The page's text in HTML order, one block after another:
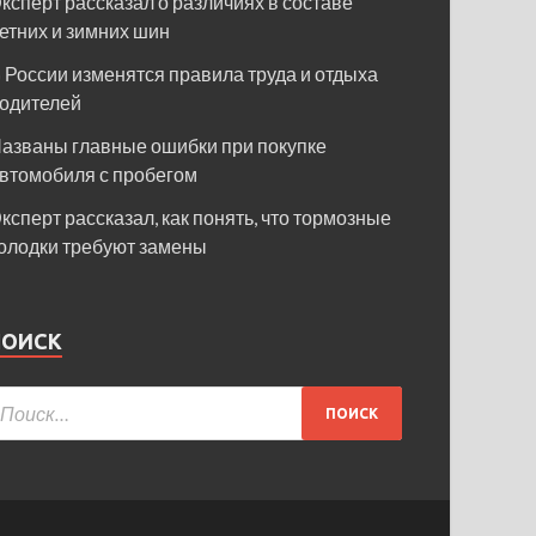
и зимних шин
России изменятся правила труда и отдыха
главные ошибки при покупке
с пробегом
рассказал, как понять, что тормозные
требуют замены